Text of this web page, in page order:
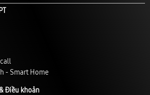
- Smart Home
Điều khoản